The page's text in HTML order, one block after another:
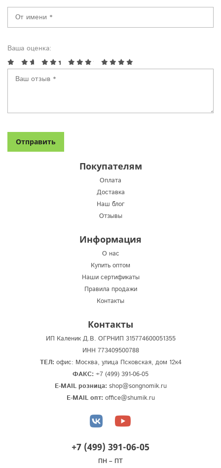
Ваша оценка:
Покупателям
Оплата
Доставка
Наш блог
Отзывы
Информация
О нас
Купить оптом
Наши сертификаты
Правила продажи
Контакты
Контакты
ИП Каленик Д.В. ОГРНИП 315774600051355
ИНН 773409500788
ТЕЛ: офис: Москва, улица Псковская, дом 12к4
ФАКС: +7 (499) 391-06-05
E-MAIL розница: shop@songnomik.ru
E-MAIL опт: office@shumik.ru
+7 (499) 391-06-05
ПН – ПТ